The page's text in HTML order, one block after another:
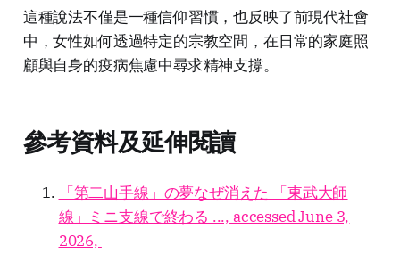
這種說法不僅是一種信仰習慣，也反映了前現代社會
中，女性如何透過特定的宗教空間，在日常的家庭照
顧與自身的疫病焦慮中尋求精神支撐。
參考資料及延伸閱讀
「第二山手線」の夢なぜ消えた 「東武大師
線」ミニ支線で終わる ..., accessed June 3,
2026,